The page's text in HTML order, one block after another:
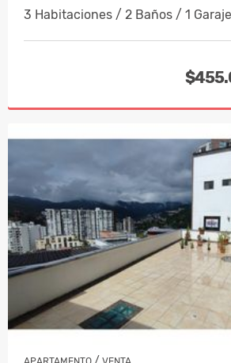
3 Habitaciones / 2 Baños / 1